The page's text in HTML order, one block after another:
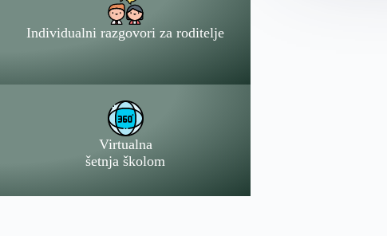
Individualni razgovori za roditelje
Virtualna
šetnja školom